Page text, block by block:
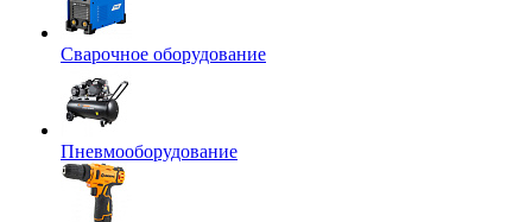
Сварочное оборудование
Пневмооборудование